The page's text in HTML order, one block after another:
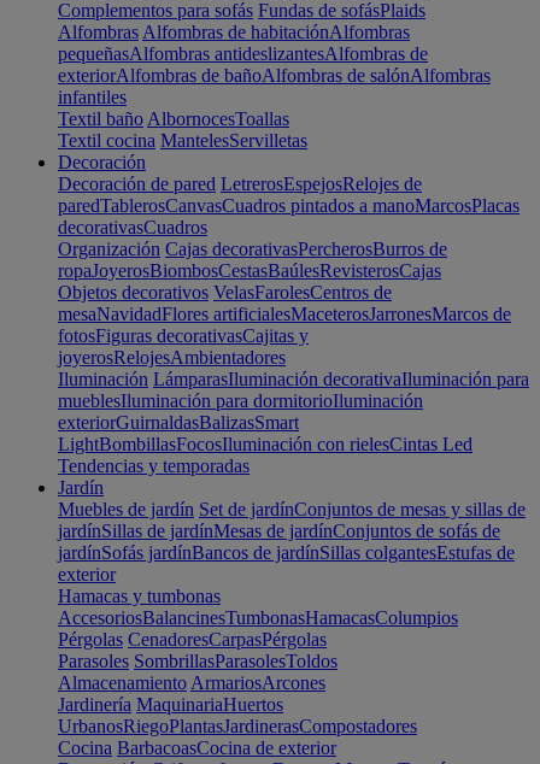
Complementos para sofás Fundas de sofásPlaids
Alfombras Alfombras de habitaciónAlfombras
pequeñasAlfombras antideslizantesAlfombras de
exteriorAlfombras de bañoAlfombras de salónAlfombras
infantiles
Textil baño AlbornocesToallas
Textil cocina MantelesServilletas
Decoración
Decoración de pared LetrerosEspejosRelojes de
paredTablerosCanvasCuadros pintados a manoMarcosPlacas
decorativasCuadros
Organización Cajas decorativasPercherosBurros de
ropaJoyerosBiombosCestasBaúlesRevisterosCajas
Objetos decorativos VelasFarolesCentros de
mesaNavidadFlores artificialesMaceterosJarronesMarcos de
fotosFiguras decorativasCajitas y
joyerosRelojesAmbientadores
Iluminación LámparasIluminación decorativaIluminación para
mueblesIluminación para dormitorioIluminación
exteriorGuirnaldasBalizasSmart
LightBombillasFocosIluminación con rielesCintas Led
Tendencias y temporadas
Jardín
Muebles de jardín Set de jardínConjuntos de mesas y sillas de
jardínSillas de jardínMesas de jardínConjuntos de sofás de
jardínSofás jardínBancos de jardínSillas colgantesEstufas de
exterior
Hamacas y tumbonas
AccesoriosBalancinesTumbonasHamacasColumpios
Pérgolas CenadoresCarpasPérgolas
Parasoles SombrillasParasolesToldos
Almacenamiento ArmariosArcones
Jardinería MaquinariaHuertos
UrbanosRiegoPlantasJardinerasCompostadores
Cocina BarbacoasCocina de exterior